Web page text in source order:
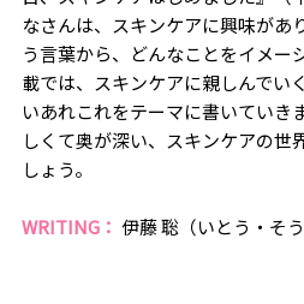
なさんは、スキンケアに興味があ
う言葉から、どんなことをイメ
載では、スキンケアに親しんでい
いあれこれをテーマに書いていき
しくて奥が深い、スキンケアの世
しょう。
WRITING： 伊藤 聡（いとう・そう